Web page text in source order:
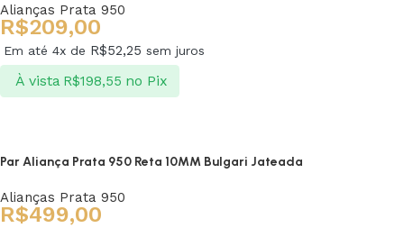
Alianças Prata 950
R$209,00
Em até 4x de R$52,25 sem juros
À vista R$198,55 no Pix
Par Aliança Prata 950 Reta 10MM Bulgari Jateada
Alianças Prata 950
R$499,00